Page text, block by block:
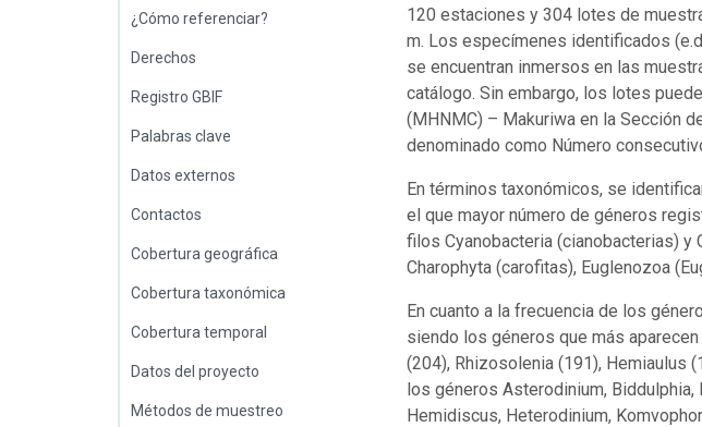
¿Cómo referenciar?
Derechos
Registro GBIF
Palabras clave
Datos externos
Contactos
Cobertura geográfica
Cobertura taxonómica
Cobertura temporal
Datos del proyecto
Métodos de muestreo
120 estaciones y 304 lotes de
m. Los especímenes identificados
se encuentran inmersos en las
catálogo. Sin embargo, los lotes
(MHNMC) – Makuriwa en la Sección
denominado como Número
En términos taxonómicos, se
el que mayor número de géneros
filos Cyanobacteria (cianobacterias)
Charophyta (carofitas), Euglenozoa
En cuanto a la frecuencia de los
siendo los géneros que más
(204), Rhizosolenia (191), Hemiaulus
los géneros Asterodinium,
Hemidiscus, Heterodinium,